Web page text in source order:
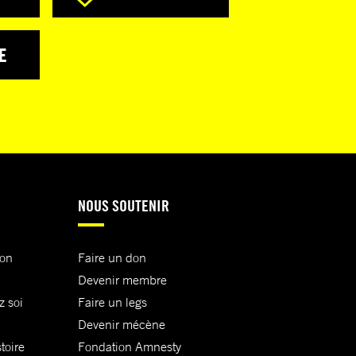
soi
NOUS SOUTENIR
Faire un don
Devenir membre
Faire un legs
Devenir mécène
Fondation Amnesty